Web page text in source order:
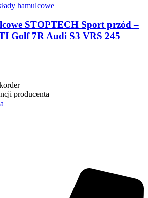
hamulcowe
STOPTECH Sport przód –
Golf 7R Audi S3 VRS 245
producenta